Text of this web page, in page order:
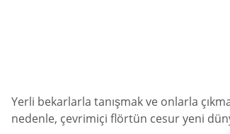
Yerli bekarlarla tanışmak ve onlarla
nedenle, çevrimiçi flörtün cesur yeni